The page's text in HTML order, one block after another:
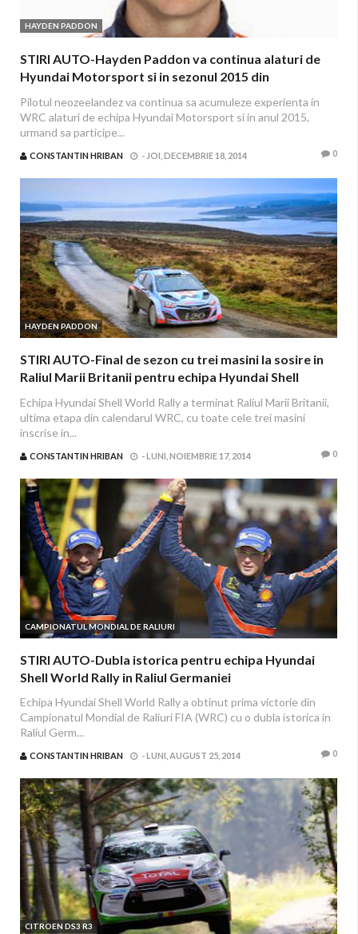
HAYDEN PADDON
STIRI AUTO-Hayden Paddon va continua alaturi de
Hyundai Motorsport si in sezonul 2015 din
Pilotul neozeelandez va continua sa acumuleze experienta in
WRC alaturi de echipa Hyundai Motorsport si in anul 2015,
urmand sa participe...
CONSTANTIN HRIBAN - JOI, DECEMBRIE 18, 2014 0
HAYDEN PADDON
STIRI AUTO-Final de sezon cu trei masini la sosire in
Raliul Marii Britanii pentru echipa Hyundai Shell
Echipa Hyundai Shell World Rally a terminat Raliul Marii Britanii,
ultima etapa din calendarul WRC, cu toate cele trei masini
inscrise in...
CONSTANTIN HRIBAN -LUNI, NOIEMBRIE 17, 2014 0
CAMPIONATUL MONDIAL DE RALIURI
STIRI AUTO-Dubla istorica pentru echipa Hyundai
Shell World Rally in Raliul Germaniei
Echipa Hyundai Shell World Rally a obtinut prima victorie din
Campionatul Mondial de Raliuri FIA (WRC) cu o dubla istorica in
Raliul Germ...
CONSTANTIN HRIBAN -LUNI, AUGUST 25, 2014 0
CITROEN DS3 R3